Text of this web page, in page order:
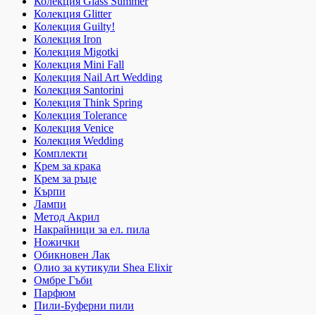
Колекция Glitter
Колекция Guilty!
Колекция Iron
Колекция Migotki
Колекция Mini Fall
Колекция Nail Art Wedding
Колекция Santorini
Колекция Think Spring
Колекция Tolerance
Колекция Venice
Колекция Wedding
Комплекти
Крем за крака
Крем за ръце
Кърпи
Лампи
Метод Акрил
Накрайници за ел. пила
Ножички
Обикновен Лак
Олио за кутикули Shea Elixir
Омбре Гъби
Парфюм
Пили-Буферни пили